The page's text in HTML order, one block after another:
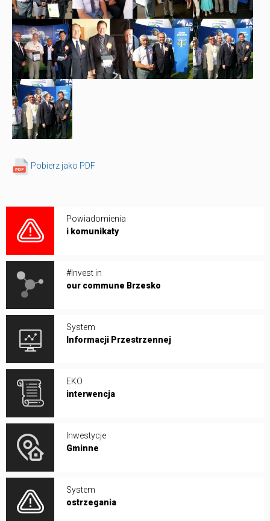
Pobierz jako PDF
Powiadomienia
i komunikaty
#Invest in
our commune Brzesko
System
Informacji Przestrzennej
EKO
interwencja
Inwestycje
Gminne
System
ostrzegania